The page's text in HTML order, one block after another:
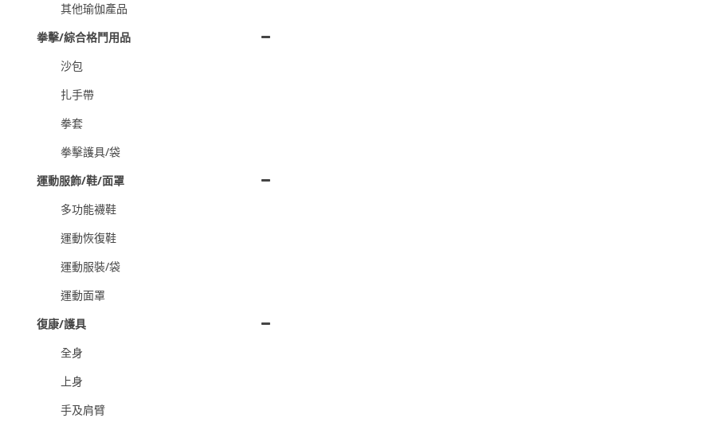
其他瑜伽產品
拳擊/綜合格鬥用品
沙包
扎手帶
拳套
拳擊護具/袋
運動服飾/鞋/面罩
多功能襪鞋
運動恢復鞋
運動服裝/袋
運動面罩
復康/護具
全身
上身
手及肩臂